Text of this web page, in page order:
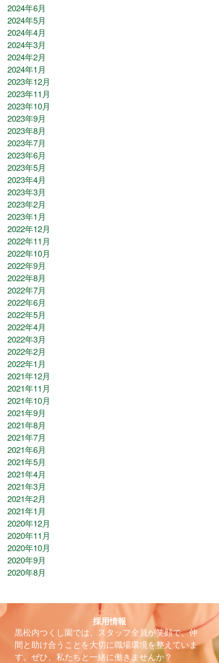
2024年6月
2024年5月
2024年4月
2024年3月
2024年2月
2024年1月
2023年12月
2023年11月
2023年10月
2023年9月
2023年8月
2023年7月
2023年6月
2023年5月
2023年4月
2023年3月
2023年2月
2023年1月
2022年12月
2022年11月
2022年10月
2022年9月
2022年8月
2022年7月
2022年6月
2022年5月
2022年4月
2022年3月
2022年2月
2022年1月
2021年12月
2021年11月
2021年10月
2021年9月
2021年8月
2021年7月
2021年6月
2021年5月
2021年4月
2021年3月
2021年2月
2021年1月
2020年12月
2020年11月
2020年10月
2020年9月
2020年8月
採用情報
黒松内つくし園では、スタッフ全員が笑顔で、仲
間と助け合うことを大切に職場環境を整えていま
す。ぜひ、私たちと一緒に働きませんか？